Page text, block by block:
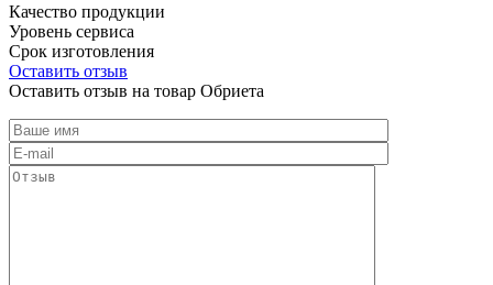
Качество продукции
Уровень сервиса
Срок изготовления
Оставить отзыв
Оставить отзыв на товар Обриета